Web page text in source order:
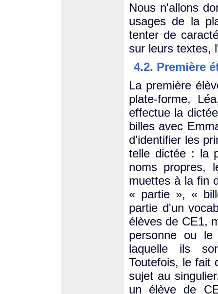
Nous n'allons
usages de la
tenter de
sur leurs textes,
4.2. Première
La première
plate-forme,
effectue la
billes avec
d'identifier les
telle dictée : la
noms propres,
muettes à la fin
« partie », «
partie d'un
élèves de CE1,
personne ou
laquelle ils
Toutefois, le fait
sujet au
un élève de